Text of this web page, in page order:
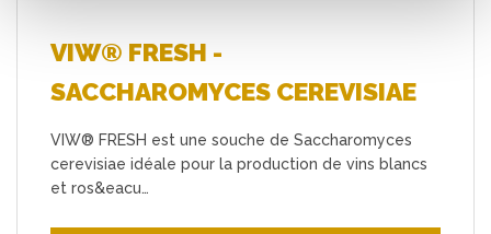
VIW® FRESH -
SACCHAROMYCES CEREVISIAE
VIW® FRESH est une souche de Saccharomyces
cerevisiae idéale pour la production de vins blancs
et ros&eacu…